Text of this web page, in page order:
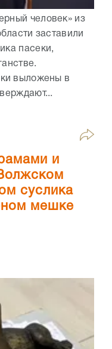
человек» из
заставили
пасеки,
выложены в
и
суслика
мешке